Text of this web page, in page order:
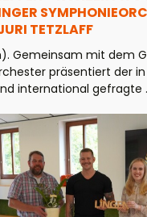
TETZLAFF
Gemeinsam mit dem
präsentiert der
international gefragte